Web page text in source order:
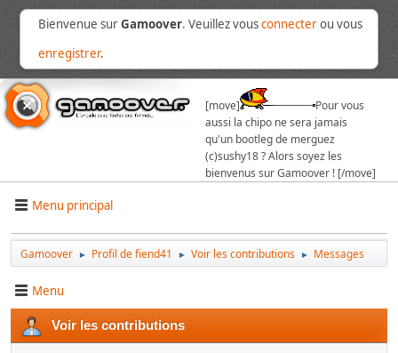
Bienvenue surGamoover. Veuillez vousconnecterou vous
enregistrer.
[move]
Pour vous
aussi la chipo ne sera jamais
qu'un bootleg de merguez
(c)sushy18 ? Alors soyez les
bienvenus sur Gamoover ! [/move]
Menu principal
Gamoover ► Profil de fiend41 ► Voir les contributions ► Messages
Menu
Voir les contributions